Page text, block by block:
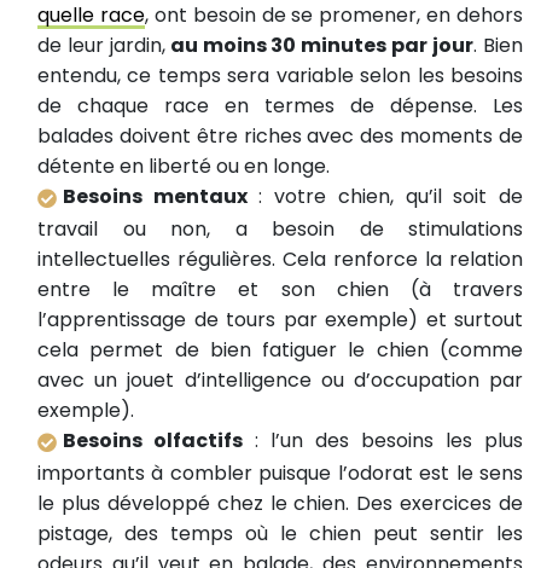
quelle race, ont besoin de se promener, en dehors
de leur jardin,au moins 30 minutes par jour. Bien
entendu, ce temps sera variable selon les besoins
de chaque race en termes de dépense. Les
balades doivent être riches avec des moments de
détente en liberté ou en longe.
Besoins mentaux: votre chien, qu’il soit de
travail ou non, a besoin de stimulations
intellectuelles régulières. Cela renforce la relation
entre le maître et son chien (à travers
l’apprentissage de tours par exemple) et surtout
cela permet de bien fatiguer le chien (comme
avec un jouet d’intelligence ou d’occupation par
exemple).
Besoins olfactifs : l’un des besoins les plus
importants à combler puisque l’odorat est le sens
le plus développé chez le chien. Des exercices de
pistage, des temps où le chien peut sentir les